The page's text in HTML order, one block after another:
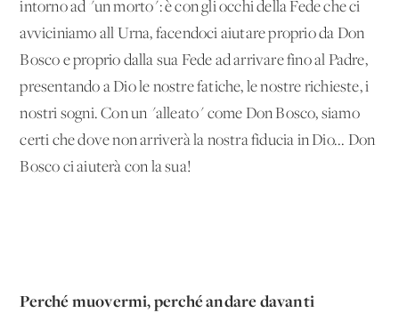
intorno ad "un morto": è con gli occhi della Fede che ci
avviciniamo all'Urna, facendoci aiutare proprio da Don
Bosco e proprio dalla sua Fede ad arrivare fino al Padre,
presentando a Dio le nostre fatiche, le nostre richieste, i
nostri sogni. Con un "alleato" come Don Bosco, siamo
certi che dove non arriverà la nostra fiducia in Dio... Don
Bosco ci aiuterà con la sua!
Perché muovermi, perché andare davanti